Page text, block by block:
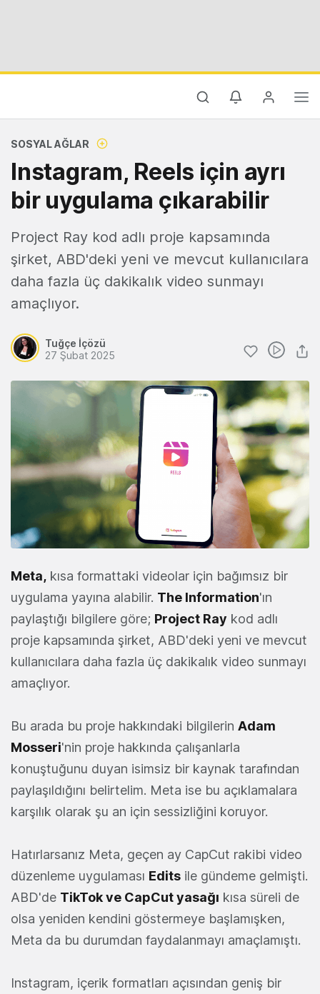
SOSYAL AĞLAR
Instagram, Reels için ayrı
bir uygulama çıkarabilir
Project Ray kod adlı proje kapsamında
şirket, ABD'deki yeni ve mevcut kullanıcılara
daha fazla üç dakikalık video sunmayı
amaçlıyor.
Tuğçe İçözü
27 Şubat 2025
Meta, kısa formattaki videolar için bağımsız bir
uygulama yayına alabilir. The Information'ın
paylaştığı bilgilere göre; Project Ray kod adlı
proje kapsamında şirket, ABD'deki yeni ve mevcut
kullanıcılara daha fazla üç dakikalık video sunmayı
amaçlıyor.
Bu arada bu proje hakkındaki bilgilerin Adam
Mosseri'nin proje hakkında çalışanlarla
konuştuğunu duyan isimsiz bir kaynak tarafından
paylaşıldığını belirtelim. Meta ise bu açıklamalara
karşılık olarak şu an için sessizliğini koruyor.
Hatırlarsanız Meta, geçen ay CapCut rakibi video
düzenleme uygulaması Edits ile gündeme gelmişti.
ABD'de TikTok ve CapCut yasağı kısa süreli de
olsa yeniden kendini göstermeye başlamışken,
Meta da bu durumdan faydalanmayı amaçlamıştı.
Instagram, içerik formatları açısından geniş bir